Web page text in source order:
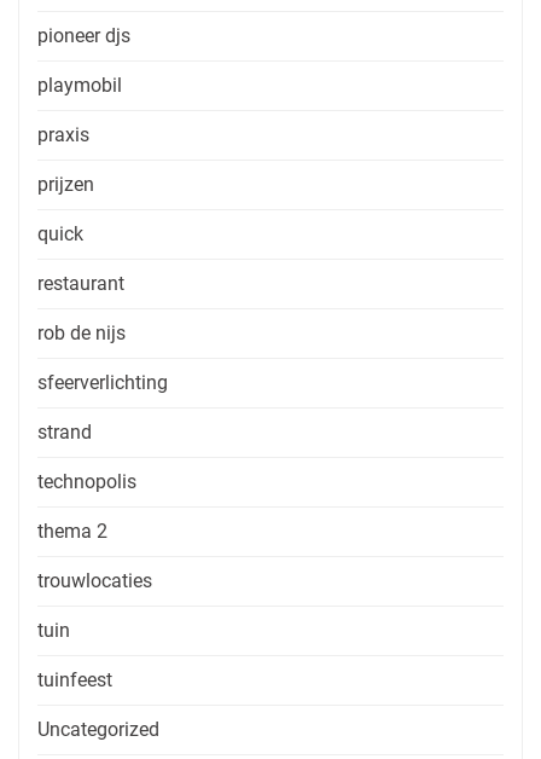
pioneer djs
playmobil
praxis
prijzen
quick
restaurant
rob de nijs
sfeerverlichting
strand
technopolis
thema 2
trouwlocaties
tuin
tuinfeest
Uncategorized